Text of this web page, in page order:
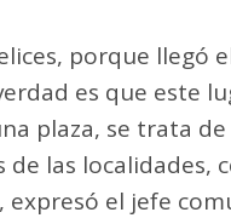
porque llegó
es que este
plaza, se trata
las localidades,
el jefe